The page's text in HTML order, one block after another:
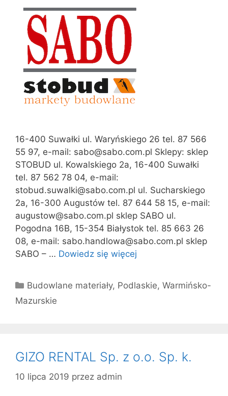
16-400 Suwałki ul. Waryńskiego 26 tel. 87 566
55 97, e-mail: sabo@sabo.com.pl Sklepy: sklep
STOBUD ul. Kowalskiego 2a, 16-400 Suwałki
tel. 87 562 78 04, e-mail:
stobud.suwalki@sabo.com.pl ul. Sucharskiego
2a, 16-300 Augustów tel. 87 644 58 15, e-mail:
augustow@sabo.com.pl sklep SABO ul.
Pogodna 16B, 15-354 Białystok tel. 85 663 26
08, e-mail: sabo.handlowa@sabo.com.pl sklep
SABO – … Dowiedz się więcej
Kategorie
Budowlane materiały, Podlaskie,Warmińsko-
Mazurskie
GIZO RENTAL Sp. z o.o. Sp. k.
10 lipca 2019 przez admin